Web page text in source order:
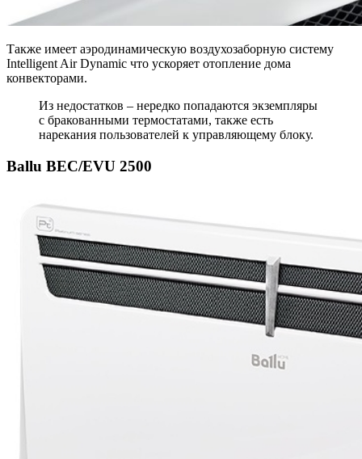
Также имеет аэродинамическую воздухозаборную систему
Intelligent Air Dynamic что ускоряет отопление дома
конвекторами.
Из недостатков – нередко попадаются экземпляры
с бракованными термостатами, также есть
нарекания пользователей к управляющему блоку.
Ballu BEC/EVU 2500